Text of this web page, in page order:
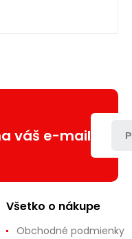
váš e-mail
Všetko o nákupe
Obchodné podmienky